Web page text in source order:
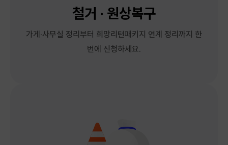
철거 · 원상복구
가게·사무실 정리부터 희망리턴패키지 연계 정리까지 한
번에 신청하세요.